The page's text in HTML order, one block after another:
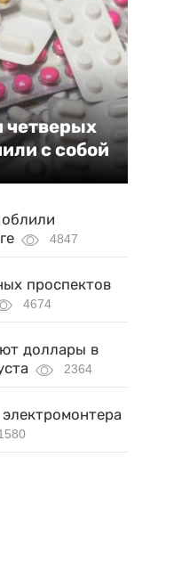
четверых
с собой
4847
проспектов
4674
доллары в
2364